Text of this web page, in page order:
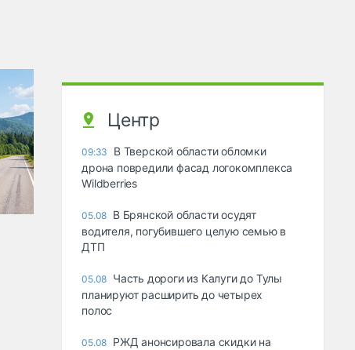
Центр
09:33
В Тверской области обломки
дрона повредили фасад логокомплекса
Wildberries
05.08 В Брянской области осудят
водителя, погубившего целую семью в
ДТП
05.08 Часть дороги из Калуги до Тулы
планируют расширить до четырех
полос
05.08 РЖД анонсировала скидки на